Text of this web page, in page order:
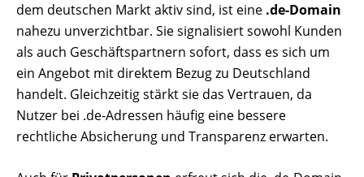
dem deutschen Markt aktiv sind, ist eine .de-Domain
nahezu unverzichtbar. Sie signalisiert sowohl Kunden
als auch Geschäftspartnern sofort, dass es sich um
ein Angebot mit direktem Bezug zu Deutschland
handelt. Gleichzeitig stärkt sie das Vertrauen, da
Nutzer bei .de-Adressen häufig eine bessere
rechtliche Absicherung und Transparenz erwarten.